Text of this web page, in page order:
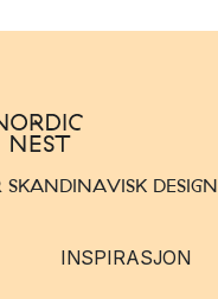
DESIGN
INSPIRASJON